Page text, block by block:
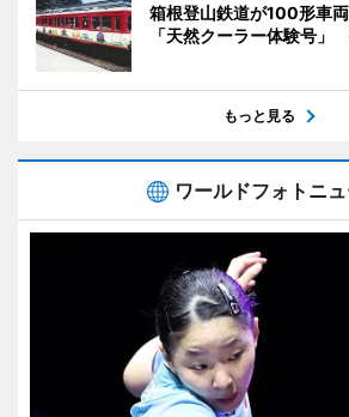
箱根登山鉄道が100形車
「天然クーラー体験号
もっと見る
ワールドフォトニ